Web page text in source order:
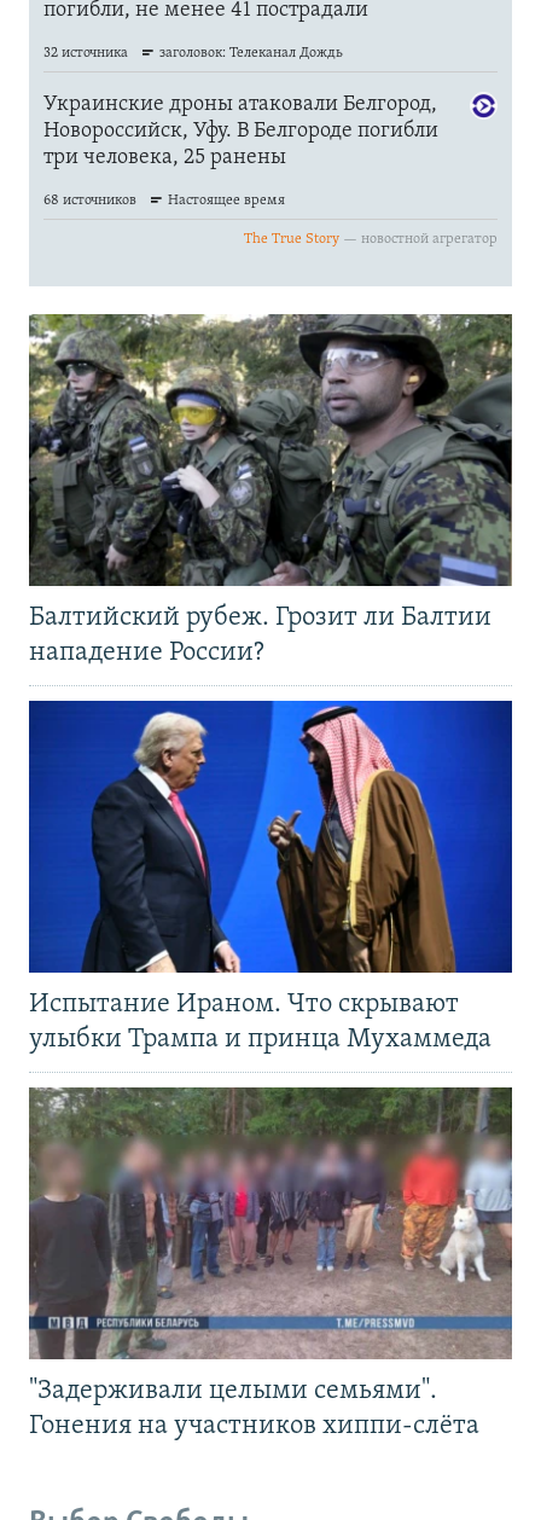
Балтийский рубеж. Грозит ли Балтии
нападение России?
Испытание Ираном. Что скрывают
улыбки Трампа и принца Мухаммеда
"Задерживали целыми семьями".
Гонения на участников хиппи-слёта